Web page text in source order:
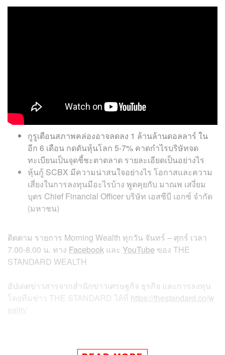
กูรูเตือนสภาพคล่องอาจลดลง 1 ล้านล้านดอลลาร์ ใน
อีก 6 เดือน กดดันหุ้นโลก 5-7% คาดกำไรบริษัทจด
ทะเบียนเป็นจุดชี้ชะตาตลาด รายละเอียดเป็นอย่างไร
หุ้นกู้ SCBX มีความน่าสนใจอย่างไร โอกาสและความ
เสี่ยงในการลงทุนมีอะไรบ้าง พูดคุยกับ มาณพ เสงี่ยม
บุตร Chief Financial Officer บริษัท เอสซีบี เอกซ์ จำกัด
(มหาชน)
ติดตาม รายการ Morning Wealth ทุกวัน จันทร์ – ศุกร์ เวลา
7.00-8.00 น. ทาง Facebook และ YouTube ของ THE
STANDARD WEALTH
อัปเดตข่าวสารจากสำนักข่าวเศรษฐกิจ ธุรกิจ และการลงทุน
โดยทีมข่าว THE STANDARD ได้ที่ https://thestandard.co/w
ealth/